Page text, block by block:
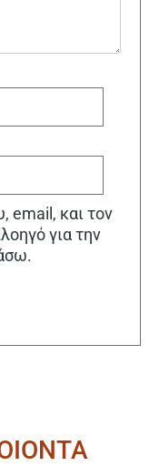
email, και τον
για την